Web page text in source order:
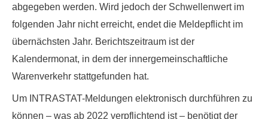
abgegeben werden. Wird jedoch der Schwellenwert im
folgenden Jahr nicht erreicht, endet die Meldepflicht im
übernächsten Jahr. Berichtszeitraum ist der
Kalendermonat, in dem der innergemeinschaftliche
Warenverkehr stattgefunden hat.
Um INTRASTAT-Meldungen elektronisch durchführen zu
können – was ab 2022 verpflichtend ist – benötigt der